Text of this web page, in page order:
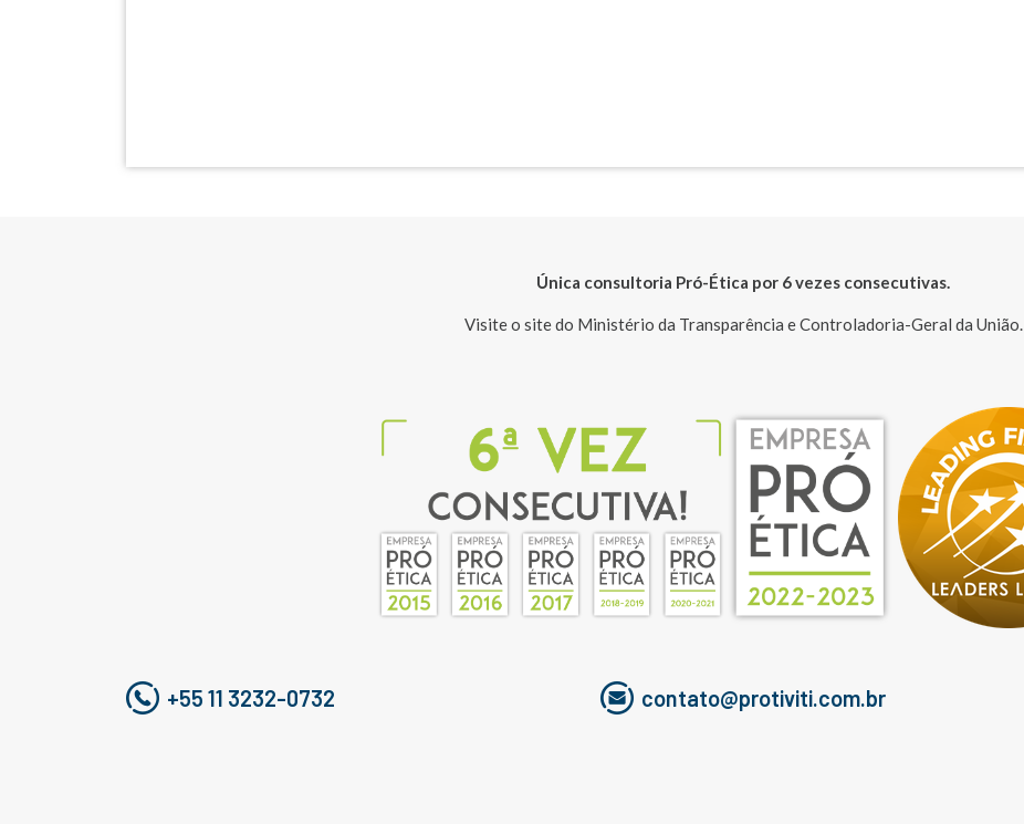
Única consultoria Pró-Ética por 6 vezes consecutivas.
Visite o site do Ministério da Transparência e Controladoria-Geral da União.
+55 11 3232-0732 contato@protiviti.com.br